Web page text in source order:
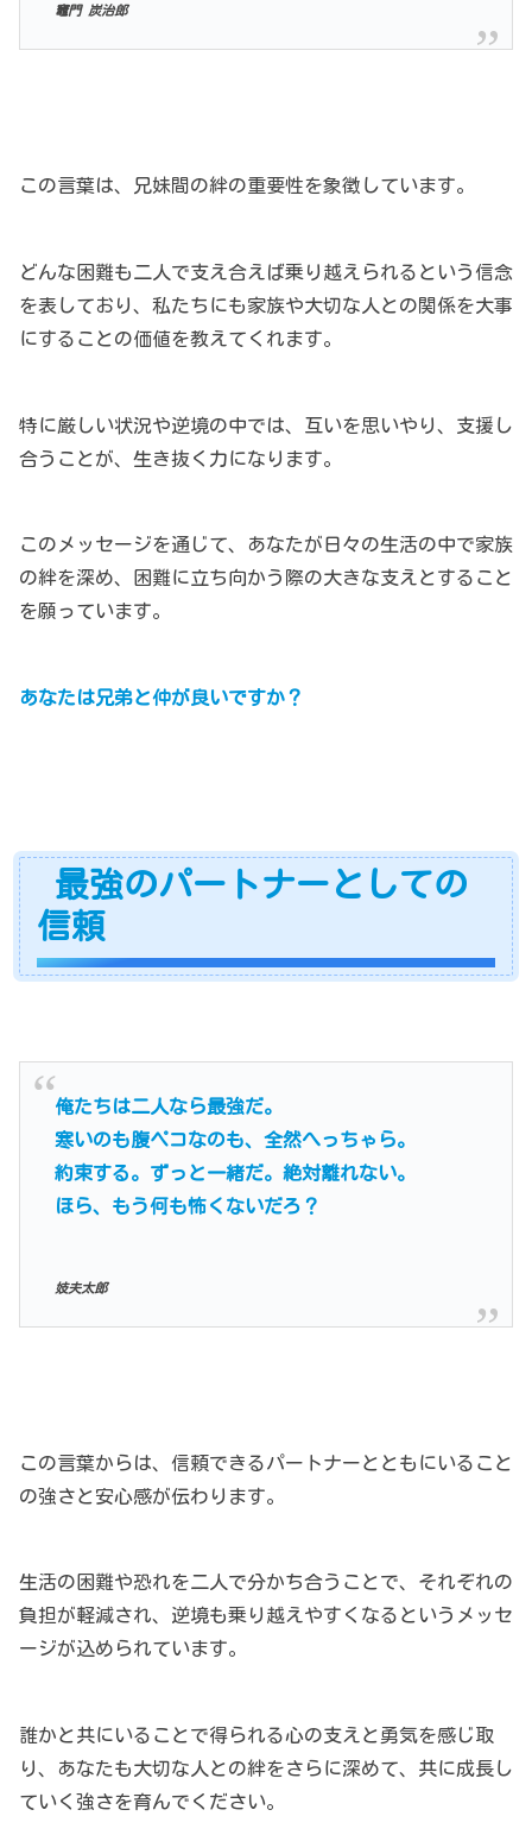
竈門 炭治郎
この言葉は、兄妹間の絆の重要性を象徴しています。
どんな困難も二人で支え合えば乗り越えられるという信念
を表しており、私たちにも家族や大切な人との関係を大事
にすることの価値を教えてくれます。
特に厳しい状況や逆境の中では、互いを思いやり、支援し
合うことが、生き抜く力になります。
このメッセージを通じて、あなたが日々の生活の中で家族
の絆を深め、困難に立ち向かう際の大きな支えとすること
を願っています。
あなたは兄弟と仲が良いですか？
最強のパートナーとしての
信頼
俺たちは二人なら最強だ。
寒いのも腹ペコなのも、全然へっちゃら。
約束する。ずっと一緒だ。絶対離れない。
ほら、もう何も怖くないだろ？
妓夫太郎
この言葉からは、信頼できるパートナーとともにいること
の強さと安心感が伝わります。
生活の困難や恐れを二人で分かち合うことで、それぞれの
負担が軽減され、逆境も乗り越えやすくなるというメッセ
ージが込められています。
誰かと共にいることで得られる心の支えと勇気を感じ取
り、あなたも大切な人との絆をさらに深めて、共に成長し
ていく強さを育んでください。